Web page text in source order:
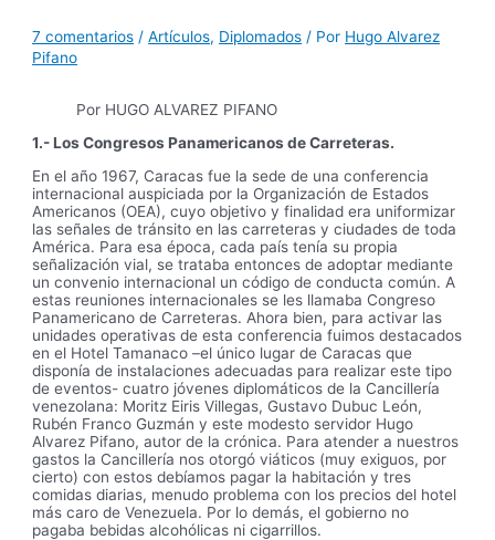
7 comentarios /Artículos, Diplomados / Por Hugo Alvarez
Pifano
Por HUGO ALVAREZ PIFANO
1.- Los Congresos Panamericanos de Carreteras.
En el año 1967, Caracas fue la sede de una conferencia
internacional auspiciada por la Organización de Estados
Americanos (OEA), cuyo objetivo y finalidad era uniformizar
las señales de tránsito en las carreteras y ciudades de toda
América. Para esa época, cada país tenía su propia
señalización vial, se trataba entonces de adoptar mediante
un convenio internacional un código de conducta común. A
estas reuniones internacionales se les llamaba Congreso
Panamericano de Carreteras. Ahora bien, para activar las
unidades operativas de esta conferencia fuimos destacados
en el Hotel Tamanaco –el único lugar de Caracas que
disponía de instalaciones adecuadas para realizar este tipo
de eventos- cuatro jóvenes diplomáticos de la Cancillería
venezolana: Moritz Eiris Villegas, Gustavo Dubuc León,
Rubén Franco Guzmán y este modesto servidor Hugo
Alvarez Pifano, autor de la crónica. Para atender a nuestros
gastos la Cancillería nos otorgó viáticos (muy exiguos, por
cierto) con estos debíamos pagar la habitación y tres
comidas diarias, menudo problema con los precios del hotel
más caro de Venezuela. Por lo demás, el gobierno no
pagaba bebidas alcohólicas ni cigarrillos.